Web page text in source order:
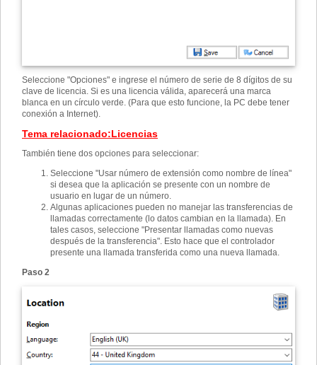
Seleccione "Opciones" e ingrese el número de serie de 8 dígitos de su
clave de licencia. Si es una licencia válida, aparecerá una marca
blanca en un círculo verde. (Para que esto funcione, la PC debe tener
conexión a Internet).
Tema relacionado:Licencias
También tiene dos opciones para seleccionar:
Seleccione "Usar número de extensión como nombre de línea"
si desea que la aplicación se presente con un nombre de
usuario en lugar de un número.
Algunas aplicaciones pueden no manejar las transferencias de
llamadas correctamente (lo datos cambian en la llamada). En
tales casos, seleccione "Presentar llamadas como nuevas
después de la transferencia". Esto hace que el controlador
presente una llamada transferida como una nueva llamada.
Paso 2